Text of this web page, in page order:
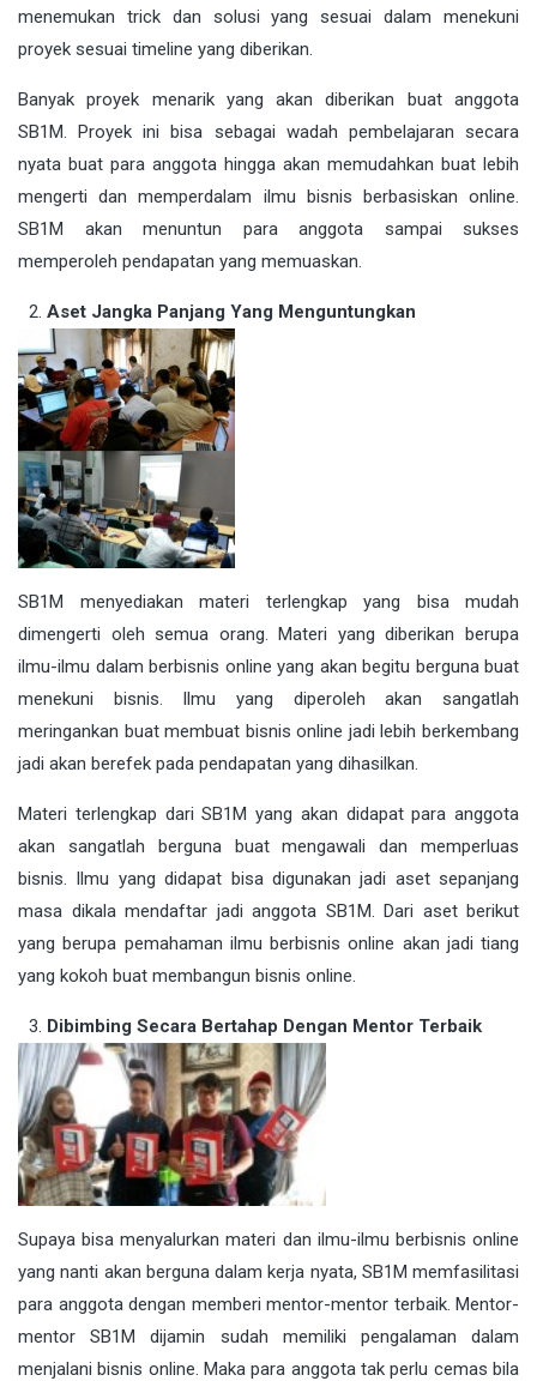
menemukan trick dan solusi yang sesuai dalam menekuni
proyek sesuai timeline yang diberikan.
Banyak proyek menarik yang akan diberikan buat anggota
SB1M. Proyek ini bisa sebagai wadah pembelajaran secara
nyata buat para anggota hingga akan memudahkan buat lebih
mengerti dan memperdalam ilmu bisnis berbasiskan online.
SB1M akan menuntun para anggota sampai sukses
memperoleh pendapatan yang memuaskan.
Aset Jangka Panjang Yang Menguntungkan
SB1M menyediakan materi terlengkap yang bisa mudah
dimengerti oleh semua orang. Materi yang diberikan berupa
ilmu-ilmu dalam berbisnis online yang akan begitu berguna buat
menekuni bisnis. Ilmu yang diperoleh akan sangatlah
meringankan buat membuat bisnis online jadi lebih berkembang
jadi akan berefek pada pendapatan yang dihasilkan.
Materi terlengkap dari SB1M yang akan didapat para anggota
akan sangatlah berguna buat mengawali dan memperluas
bisnis. Ilmu yang didapat bisa digunakan jadi aset sepanjang
masa dikala mendaftar jadi anggota SB1M. Dari aset berikut
yang berupa pemahaman ilmu berbisnis online akan jadi tiang
yang kokoh buat membangun bisnis online.
Dibimbing Secara Bertahap Dengan Mentor Terbaik
Supaya bisa menyalurkan materi dan ilmu-ilmu berbisnis online
yang nanti akan berguna dalam kerja nyata, SB1M memfasilitasi
para anggota dengan memberi mentor-mentor terbaik. Mentor-
mentor SB1M dijamin sudah memiliki pengalaman dalam
menjalani bisnis online. Maka para anggota tak perlu cemas bila